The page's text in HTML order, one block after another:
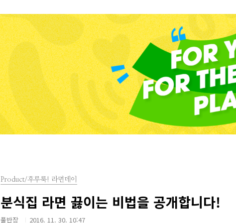
Product/후루룩! 라면데이
분식집 라면 끓이는 비법을 공개합니다!
풀반장 2016. 11. 30. 10:47